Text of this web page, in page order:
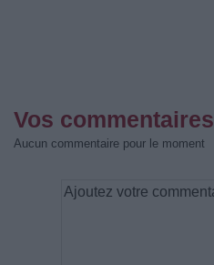
Vos commentaires
Aucun commentaire pour le moment